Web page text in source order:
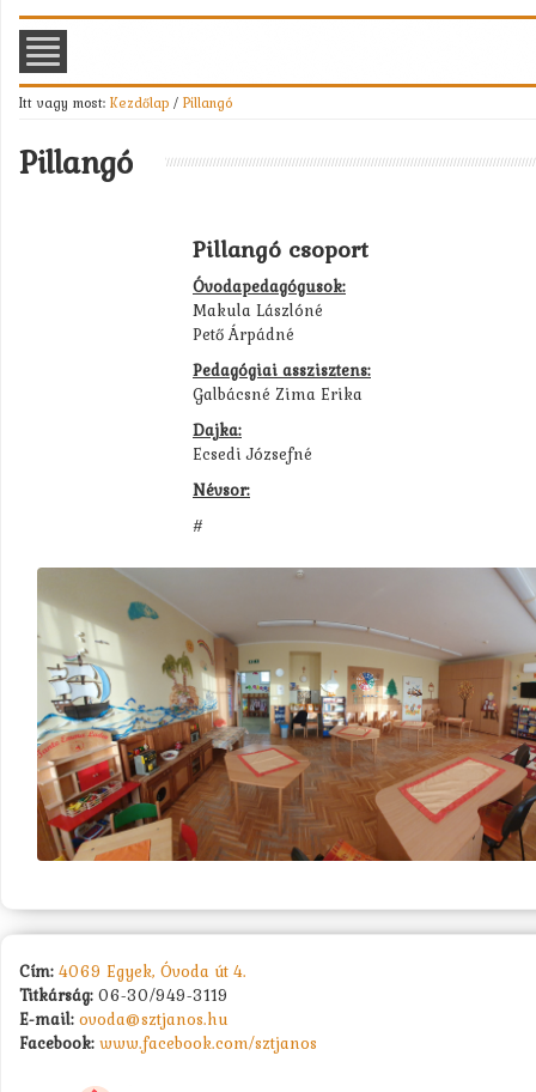
Itt vagy most: Kezdőlap / Pillangó
Pillangó
Pillangó csoport
Óvodapedagógusok:
Makula Lászlóné
Pető Árpádné
Pedagógiai asszisztens:
Galbácsné Zima Erika
Dajka:
Ecsedi Józsefné
Névsor:
#
Cím: 4069 Egyek, Óvoda út 4.
Titkárság: 06-30/949-3119
E-mail: ovoda@sztjanos.hu
Facebook: www.facebook.com/sztjanos